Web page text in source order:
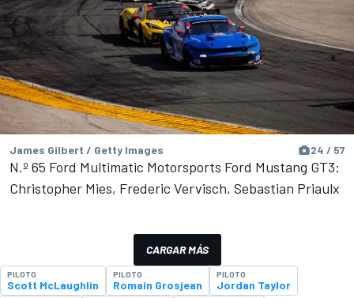
James Gilbert / Getty Images 24 / 57
N.º 65 Ford Multimatic Motorsports Ford Mustang GT3:
Christopher Mies, Frederic Vervisch, Sebastian Priaulx
CARGAR MÁS
PILOTO
Scott McLaughlin
PILOTO
Romain Grosjean
PILOTO
Jordan Taylor